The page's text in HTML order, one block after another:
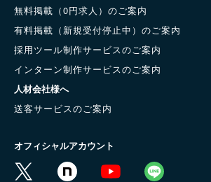
無料掲載（0円求人）のご案内
有料掲載（新規受付停止中）のご案内
採用ツール制作サービスのご案内
インターン制作サービスのご案内
人材会社様へ
送客サービスのご案内
オフィシャルアカウント